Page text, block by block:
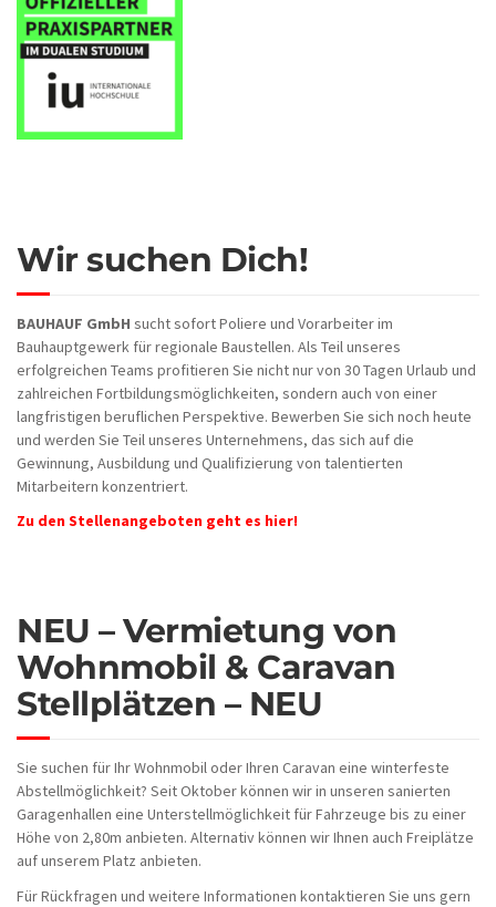
Wir suchen Dich!
BAUHAUF GmbH sucht sofort Poliere und Vorarbeiter im
Bauhauptgewerk für regionale Baustellen. Als Teil unseres
erfolgreichen Teams profitieren Sie nicht nur von 30 Tagen Urlaub und
zahlreichen Fortbildungsmöglichkeiten, sondern auch von einer
langfristigen beruflichen Perspektive. Bewerben Sie sich noch heute
und werden Sie Teil unseres Unternehmens, das sich auf die
Gewinnung, Ausbildung und Qualifizierung von talentierten
Mitarbeitern konzentriert.
Zu den Stellenangeboten geht es hier!
NEU – Vermietung von
Wohnmobil & Caravan
Stellplätzen – NEU
Sie suchen für Ihr Wohnmobil oder Ihren Caravan eine winterfeste
Abstellmöglichkeit? Seit Oktober können wir in unseren sanierten
Garagenhallen eine Unterstellmöglichkeit für Fahrzeuge bis zu einer
Höhe von 2,80m anbieten. Alternativ können wir Ihnen auch Freiplätze
auf unserem Platz anbieten.
Für Rückfragen und weitere Informationen kontaktieren Sie uns gern